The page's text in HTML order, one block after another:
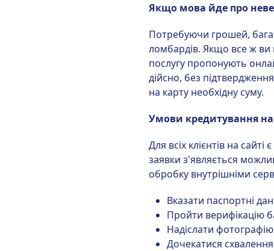
Якщо мова йде про
Потребуючи грошей,
ломбардів. Якщо все ж ви
послугу пропонують
дійсно, без
на карту необхідну суму.
Умови кредитування
Для всіх клієнтів на
заявки з'являється
обробку внутрішніми
Вказати паспортні
Пройти верифікацію
Надіслати
Дочекатися схвалення